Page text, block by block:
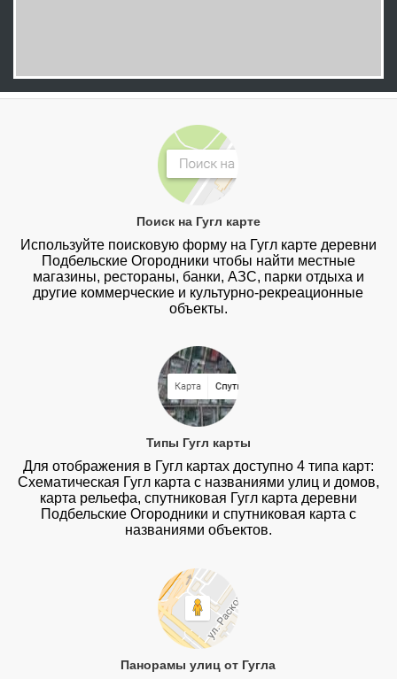
Поиск на Гугл карте
Используйте поисковую форму на Гугл карте деревни
Подбельские Огородники чтобы найти местные
магазины, рестораны, банки, АЗС, парки отдыха и
другие коммерческие и культурно-рекреационные
объекты.
Типы Гугл карты
Для отображения в Гугл картах доступно 4 типа карт:
Схематическая Гугл карта с названиями улиц и домов,
карта рельефа, спутниковая Гугл карта деревни
Подбельские Огородники и спутниковая карта с
названиями объектов.
Панорамы улиц от Гугла